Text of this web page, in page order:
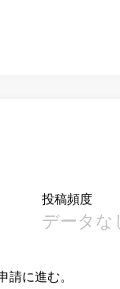
投稿頻度
データな
に進む。